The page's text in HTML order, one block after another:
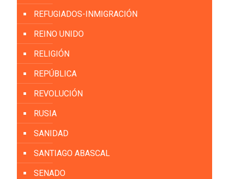
REFUGIADOS-INMIGRACIÓN
REINO UNIDO
RELIGIÓN
REPÚBLICA
REVOLUCIÓN
RUSIA
SANIDAD
SANTIAGO ABASCAL
SENADO